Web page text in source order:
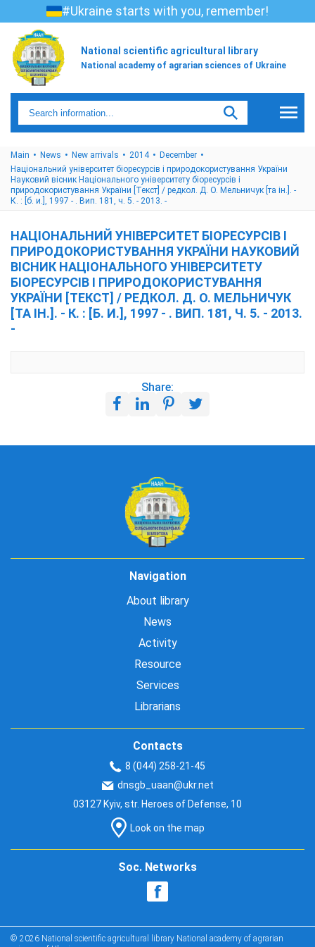
#Ukraine starts with you, remember!
National scientific agricultural library
National academy of agrarian sciences of Ukraine
Main News New arrivals 2014
December
Національний університет біоресурсів і природокористування України
Науковий вісник Національного університету біоресурсів і
природокористування України [Текст] / редкол. Д. О. Мельничук [та ін.]. -
К. : [б. и.], 1997 - . Вип. 181, ч. 5. - 2013. -
НАЦІОНАЛЬНИЙ УНІВЕРСИТЕТ БІОРЕСУРСІВ І
ПРИРОДОКОРИСТУВАННЯ УКРАЇНИ НАУКОВИЙ
ВІСНИК НАЦІОНАЛЬНОГО УНІВЕРСИТЕТУ
БІОРЕСУРСІВ І ПРИРОДОКОРИСТУВАННЯ
УКРАЇНИ [ТЕКСТ] / РЕДКОЛ. Д. О. МЕЛЬНИЧУК
[ТА ІН.]. - К. : [Б. И.], 1997 - . ВИП. 181, Ч. 5. - 2013.
-
Share:
Navigation
About library
News
Activity
Resource
Services
Librarians
Contacts
8 (044) 258-21-45
dnsgb_uaan@ukr.net
03127 Kyiv, str. Heroes of Defense, 10
Look on the map
Soc. Networks
© 2026 National scientific agricultural library National academy of agrarian